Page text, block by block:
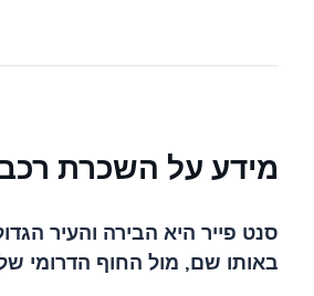
מידע על השכרת
סנט פייר היא הבירה והעיר
באותו שם, מול החוף הדרומי